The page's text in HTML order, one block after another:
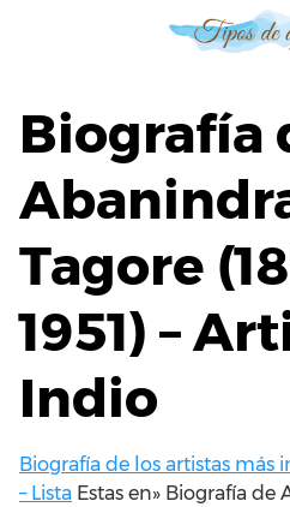
Biografía
Tagore
1951) –
Indio
Biografía de los artistas más
– Lista Estas en» Biografía de